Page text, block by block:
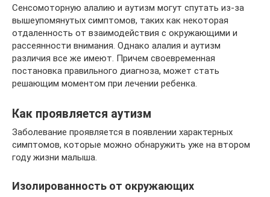
Сенсомоторную алалию и аутизм могут спутать из-за
вышеупомянутых симптомов, таких как некоторая
отдаленность от взаимодействия с окружающими и
рассеянности внимания. Однако алалия и аутизм
различия все же имеют. Причем своевременная
постановка правильного диагноза, может стать
решающим моментом при лечении ребенка.
Как проявляется аутизм
Заболевание проявляется в появлении характерных
симптомов, которые можно обнаружить уже на втором
году жизни малыша.
Изолированность от окружающих